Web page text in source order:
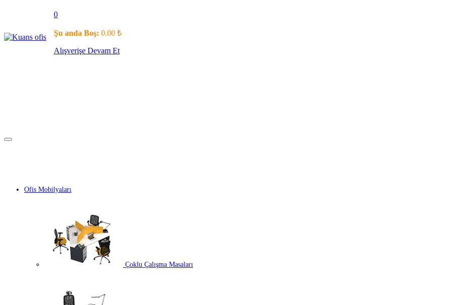
0
Şu anda Boş: 0.00 ₺
Alışverişe Devam Et
Ofis Mobilyaları
Çoklu Çalışma Masaları